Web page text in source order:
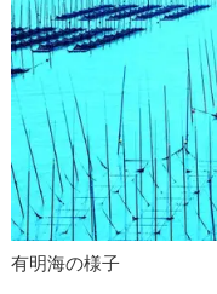
有明海の様子